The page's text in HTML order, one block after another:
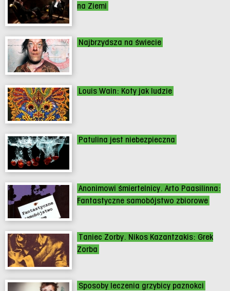
na Ziemi
Najbrzydsza na świecie
Louis Wain: Koty jak ludzie
Patulina jest niebezpieczna
Anonimowi śmiertelnicy. Arto Paasilinna:
Fantastyczne samobójstwo zbiorowe
Taniec Zorby. Nikos Kazantzakis: Grek
Zorba
Sposoby leczenia grzybicy paznokci